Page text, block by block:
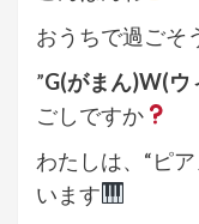
おうちで過ごそ
”G(がまん)W(ウ
ごしですか
わたしは、“ピ
います